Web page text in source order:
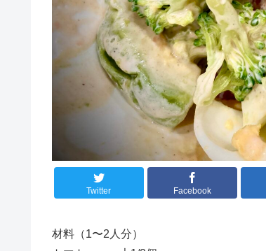
Twitter Facebook
材料（1〜2人分）